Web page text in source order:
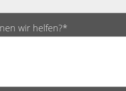
wir helfen?*